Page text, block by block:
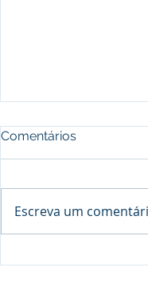
Comentários
Escreva um